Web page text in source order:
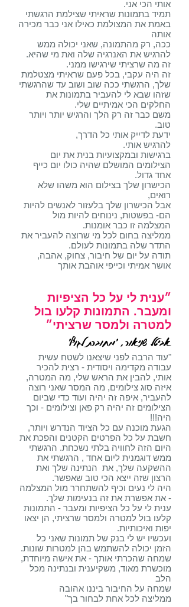
אותי הכי אני.
תמיד בתמונות שראיתי שצילמת הרגשתי
באמת את המצולמת כאילו אני כבר מכירה
אותה
ככה, רק מהתמונה, שאני יכולה ממש
להרגיש את האנרגיה שלה ואת מי שהיא.
זה מה שרציתי שירגישו ממני.
זה היה עקבי, בכל פעם שראיתי מצטלמת
שלך, הרגשתי ככה שוב ושוב עד שהרגשתי
שזהו שבא לי להעביר בתמונות את
החלקים הכי אמיתיים שלי.
משם כבר זה רק הלך והרגיש יותר ויותר
טוב.
ידעת לדייק אותי כל הדרך,
להרגיש אותי.
ברגישות ובמקצועיות בנית את יום
הצילומים המושלם שהיה כולו יום כייף
אחד גדול.
הכישרון שלך בצילום הוא משהו שלא
רואים,
אבל הכישרון שלך בלעזור לאנשים להיות
הם- בפשטות, נינוחים להיות מול
המצלמה זו כבר אומנות.
ממליצה בחום לכל מי שרוצה להעביר את
התדר שלה בתמונות לעולם.
תודה על יום של חיבור, צחוק, אהבה,
אושר אמיתי וכייפי אוהבת אותך
״ענית לי על כל הציפיות
ומעבר. התמונות קלעו בול
למטרה ולמסר שרציתי״
אביטל שניאור, ׳מחוברת לגוף׳
"עוד הרבה לפני שיצאנו לשטח עשית
עבודה מקדימה ויסודית - רצית להכיר
אותי, להבין את הראש שלי, מה המטרה,
איזה סוג צילומים, מה המסר שאני רוצה
להעביר, איפה זה יהיה ועוד כדי שביום
הצילומים זה יהיה רק פאן וצילומים - וכך
היה!!!
הגעת מוכנה עם כל הציוד הנדרש ויותר,
חשבת על כל הפרטים הקטנים והפכת את
היום הזה לחוויה בלתי נשכחת. הרגשתי
ממש דוגמנית ליום אחד , הרגשתי את
ההשקעה שלך, את הנתינה שלך ואת
הרצון שזה ייצא הכי טוב שאפשר.
היה לי נעים וכיף להשתחרר מול המצלמה
- את אפשרת את זה בנעימות שלך.
ענית לי על כל הציפיות ומעבר - התמונות
קלעו בול למטרה ולמסר שרציתי, הן יצאו
יפות ואיכותיות.
ועכשיו יש לי בנק של תמונות שאני כל
הזמן יכולה להשתמש בהן למטרות שונות.
שמחה שהכרתי אותך - את אישה מיוחדת,
מוכשרת מאוד, משקיענית ובנתינה מכל
הלב
שמחה על החיבור ביננו אהובה
ממליצה לכל אחת לבחור בך"